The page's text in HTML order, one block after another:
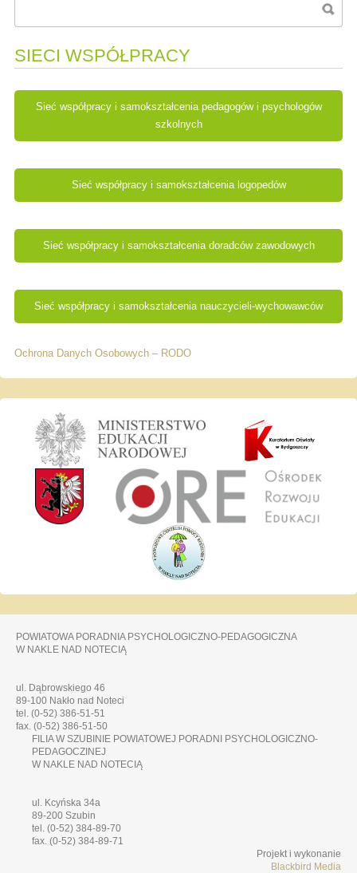
SIECI WSPÓŁPRACY
Sieć współpracy i samokształcenia pedagogów i psychologów
szkolnych
Sieć współpracy i samokształcenia logopedów
Sieć współpracy i samokształcenia doradców zawodowych
Sieć współpracy i samokształcenia nauczycieli-wychowawców
Ochrona Danych Osobowych – RODO
POWIATOWA PORADNIA PSYCHOLOGICZNO-PEDAGOGICZNA
W NAKLE NAD NOTECIĄ
ul. Dąbrowskiego 46
89-100 Nakło nad Noteci
tel. (0-52) 386-51-51
fax. (0-52) 386-51-50
FILIA W SZUBINIE POWIATOWEJ PORADNI PSYCHOLOGICZNO-
PEDAGOCZINEJ
W NAKLE NAD NOTECIĄ
ul. Kcyńska 34a
89-200 Szubin
tel. (0-52) 384-89-70
fax. (0-52) 384-89-71
Projekt i wykonanie
Blackbird Media